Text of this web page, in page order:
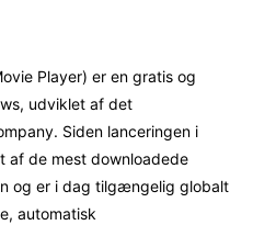
Player) er en gratis og
udviklet af det
Siden lanceringen i
af de mest downloadede
og er i dag tilgængelig globalt
automatisk